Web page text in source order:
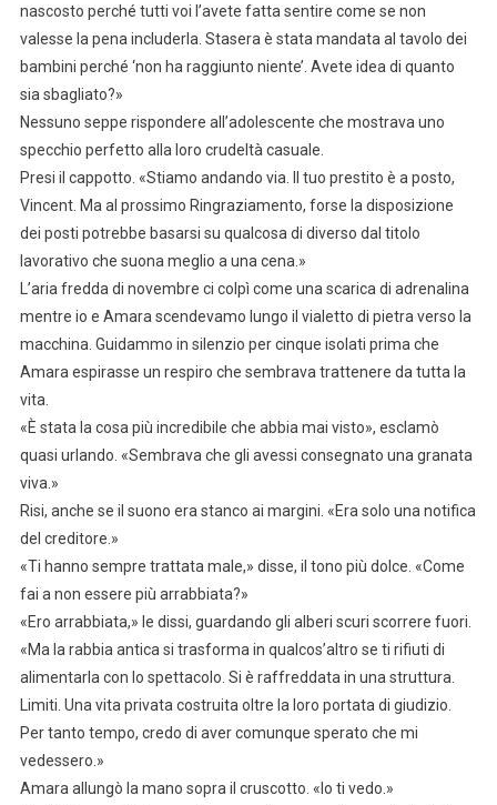
nascosto perché tutti voi l’avete fatta sentire come se non
valesse la pena includerla. Stasera è stata mandata al tavolo dei
bambini perché ‘non ha raggiunto niente’. Avete idea di quanto
sia sbagliato?»
Nessuno seppe rispondere all’adolescente che mostrava uno
specchio perfetto alla loro crudeltà casuale.
Presi il cappotto. «Stiamo andando via. Il tuo prestito è a posto,
Vincent. Ma al prossimo Ringraziamento, forse la disposizione
dei posti potrebbe basarsi su qualcosa di diverso dal titolo
lavorativo che suona meglio a una cena.»
L’aria fredda di novembre ci colpì come una scarica di adrenalina
mentre io e Amara scendevamo lungo il vialetto di pietra verso la
macchina. Guidammo in silenzio per cinque isolati prima che
Amara espirasse un respiro che sembrava trattenere da tutta la
vita.
«È stata la cosa più incredibile che abbia mai visto», esclamò
quasi urlando. «Sembrava che gli avessi consegnato una granata
viva.»
Risi, anche se il suono era stanco ai margini. «Era solo una notifica
del creditore.»
«Ti hanno sempre trattata male,» disse, il tono più dolce. «Come
fai a non essere più arrabbiata?»
«Ero arrabbiata,» le dissi, guardando gli alberi scuri scorrere fuori.
«Ma la rabbia antica si trasforma in qualcos’altro se ti rifiuti di
alimentarla con lo spettacolo. Si è raffreddata in una struttura.
Limiti. Una vita privata costruita oltre la loro portata di giudizio.
Per tanto tempo, credo di aver comunque sperato che mi
vedessero.»
Amara allungò la mano sopra il cruscotto. «Io ti vedo.»